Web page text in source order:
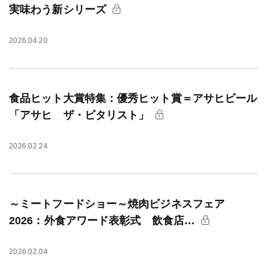
実味わう新シリーズ
2026.04.20
食品ヒット大賞特集：優秀ヒット賞＝アサヒビール
「アサヒ ザ・ビタリスト」
2026.02.24
～ミートフードショー～焼肉ビジネスフェア
2026：外食アワード表彰式 飲食店…
2026.02.04